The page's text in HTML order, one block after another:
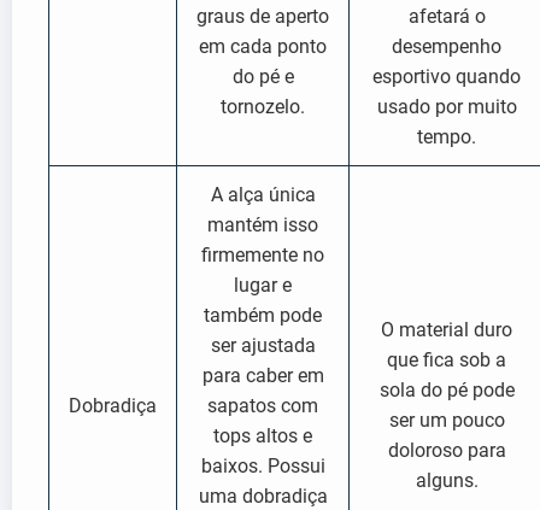
graus de aperto
em cada ponto
do pé e
tornozelo.
afetará o
desempenho
esportivo quando
usado por muito
tempo.
Dobradiça
A alça única
mantém isso
firmemente no
lugar e
também pode
ser ajustada
para caber em
sapatos com
tops altos e
baixos. Possui
uma dobradiça
O material duro
que fica sob a
sola do pé pode
ser um pouco
doloroso para
alguns.